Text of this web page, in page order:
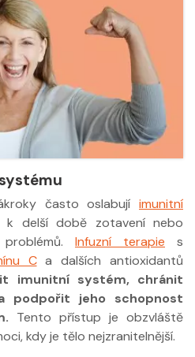
často oslabují imunitní
delší době zotavení nebo
Infuzní terapie s
Ca dalších antioxidantů
imunitní systém, chránit
podpořit jeho schopnost
Tento přístup je obzvláště
kdy je tělo nejzranitelnější.